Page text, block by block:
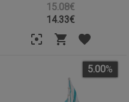
15.08€
14.33€
5.00%